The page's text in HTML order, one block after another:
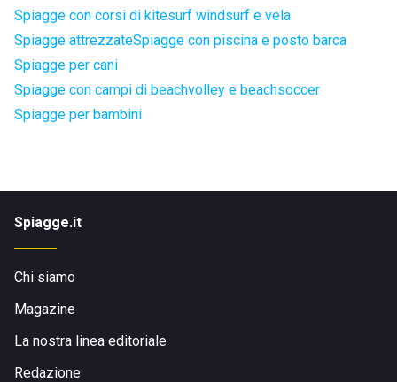
Spiagge con corsi di kitesurf windsurf e vela
Spiagge attrezzateSpiagge con piscina e posto barca
Spiagge per cani
Spiagge con campi di beachvolley e beachsoccer
Spiagge per bambini
Spiagge.it
Chi siamo
Magazine
La nostra linea editoriale
Redazione